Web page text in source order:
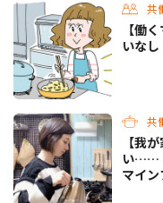
共
【働
いな
共
【我
い……
マイ